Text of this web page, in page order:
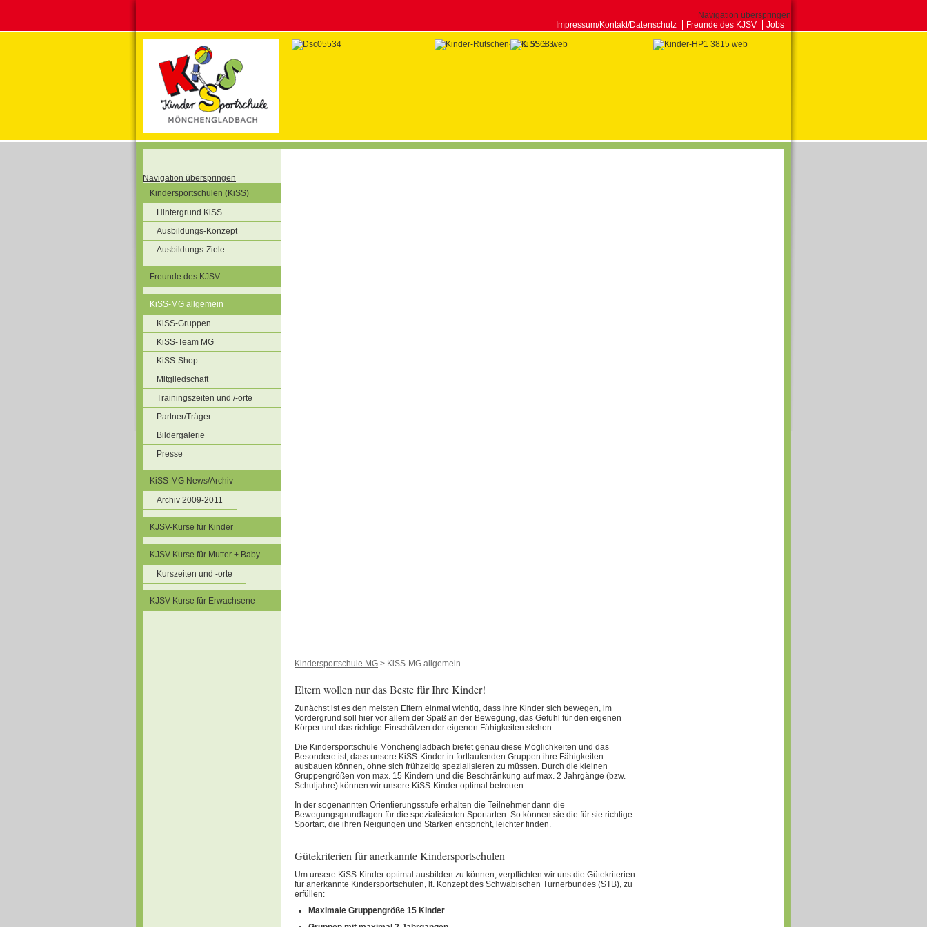
Navigation überspringen
Impressum/Kontakt/Datenschutz
Freunde des KJSV Jobs
Navigation überspringen
Kindersportschulen (KiSS)
Hintergrund KiSS
Ausbildungs-Konzept
Ausbildungs-Ziele
Freunde des KJSV
KiSS-MG allgemein
KiSS-Gruppen
KiSS-Team MG
KiSS-Shop
Mitgliedschaft
Trainingszeiten und /-orte
Partner/Träger
Bildergalerie
Presse
KiSS-MG News/Archiv
Archiv 2009-2011
KJSV-Kurse für Kinder
KJSV-Kurse für Mutter + Baby
Kurszeiten und -orte
KJSV-Kurse für Erwachsene
Kindersportschule MG > KiSS-MG allgemein
Eltern wollen nur das Beste für Ihre Kinder!
Zunächst ist es den meisten Eltern einmal wichtig, dass ihre Kinder sich bewegen, im
Vordergrund soll hier vor allem der Spaß an der Bewegung, das Gefühl für den eigenen
Körper und das richtige Einschätzen der eigenen Fähigkeiten stehen.
Die Kindersportschule Mönchengladbach bietet genau diese Möglichkeiten und das
Besondere ist, dass unsere KiSS-Kinder in fortlaufenden Gruppen ihre Fähigkeiten
ausbauen können, ohne sich frühzeitig spezialisieren zu müssen. Durch die kleinen
Gruppengrößen von max. 15 Kindern und die Beschränkung auf max. 2 Jahrgänge (bzw.
Schuljahre) können wir unsere KiSS-Kinder optimal betreuen.
In der sogenannten Orientierungsstufe erhalten die Teilnehmer dann die
Bewegungsgrundlagen für die spezialisierten Sportarten. So können sie die für sie richtige
Sportart, die ihren Neigungen und Stärken entspricht, leichter finden.
Gütekriterien für anerkannte Kindersportschulen
Um unsere KiSS-Kinder optimal ausbilden zu können, verpflichten wir uns die Gütekriterien
für anerkannte Kindersportschulen, lt. Konzept des Schwäbischen Turnerbundes (STB), zu
erfüllen:
Maximale Gruppengröße 15 Kinder